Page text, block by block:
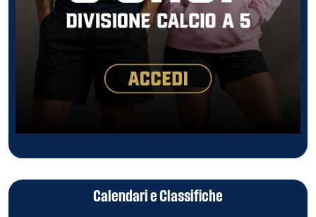
Calendari e Classifiche